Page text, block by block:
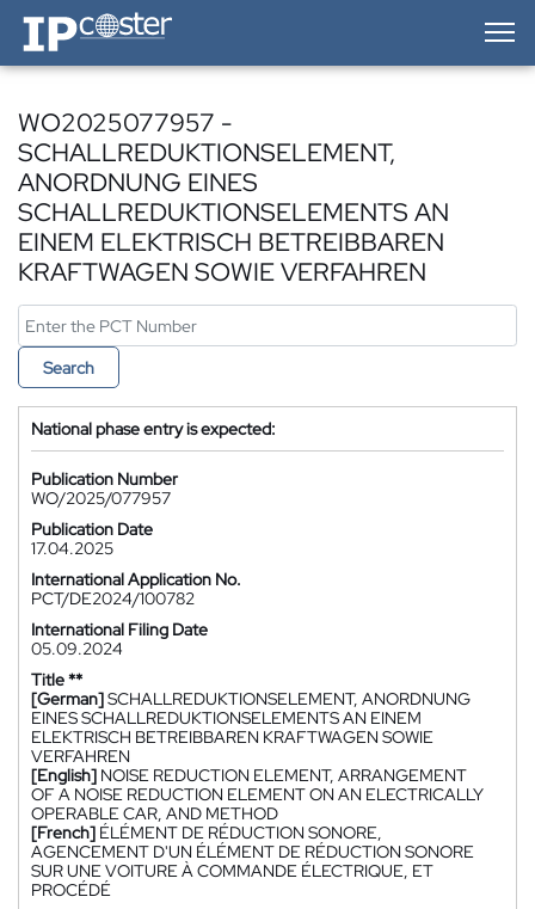
IP-Coster — Home
WO2025077957 -
SCHALLREDUKTIONSELEMENT,
ANORDNUNG EINES
SCHALLREDUKTIONSELEMENTS AN
EINEM ELEKTRISCH BETREIBBAREN
KRAFTWAGEN SOWIE VERFAHREN
Search
National phase entry is expected:
Publication Number
WO/2025/077957
Publication Date
17.04.2025
International Application No.
PCT/DE2024/100782
International Filing Date
05.09.2024
Title **
[German]SCHALLREDUKTIONSELEMENT, ANORDNUNG
EINES SCHALLREDUKTIONSELEMENTS AN EINEM
ELEKTRISCH BETREIBBAREN KRAFTWAGEN SOWIE
VERFAHREN
[English] NOISE REDUCTION ELEMENT, ARRANGEMENT
OF A NOISE REDUCTION ELEMENT ON AN ELECTRICALLY
OPERABLE CAR, AND METHOD
[French] ÉLÉMENT DE RÉDUCTION SONORE,
AGENCEMENT D'UN ÉLÉMENT DE RÉDUCTION SONORE
SUR UNE VOITURE À COMMANDE ÉLECTRIQUE, ET
PROCÉDÉ